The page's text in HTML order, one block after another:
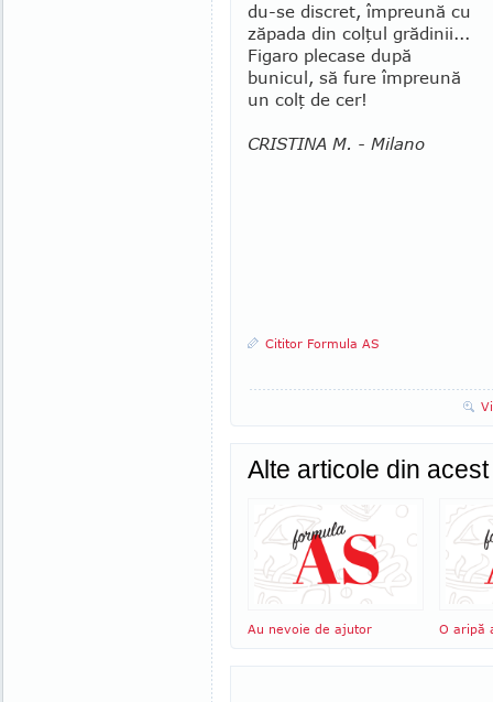
du-se discret, împreună cu
zăpada din colţul gră­dinii...
Figaro plecase după
bunicul, să fure împreună
un colţ de cer!
CRISTINA M. - Milano
Cititor Formula AS
Alte articole din
Au nevoie de ajutor O aripă